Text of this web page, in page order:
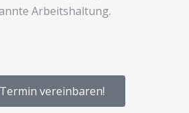
Arbeitshaltung.
vereinbaren!